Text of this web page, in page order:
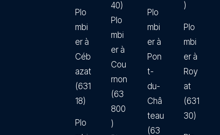
Plo
mbi
er à
Céb
azat
(631
18)
Plo
40)
Plo
mbi
er à
Cou
rnon
(63
800
)
Plo
mbi
er à
Pon
t-
du-
Châ
teau
(63
)
Plo
mbi
er à
Roy
at
(631
30)